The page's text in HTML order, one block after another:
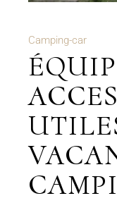
Camping-car